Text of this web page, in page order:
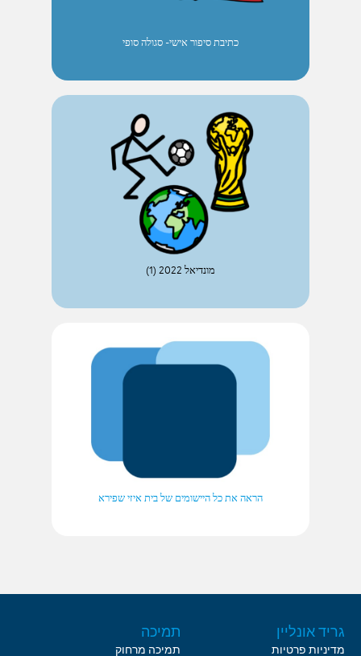
כתיבת סיפור אישי- סגולה סופי
מונדיאל 2022 (1)
הראה את כל היישומים של בית איזי שפירא
גריד אונליין
מדיניות פרטיות
תמיכה
תמיכה מרחוק